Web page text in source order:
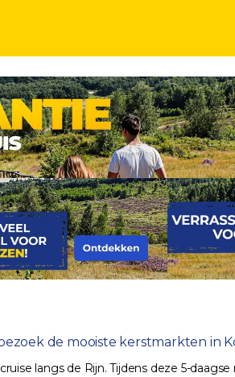
de Duitse Rijn tijdens een
de mooiste kerstmarkten in
langs de Rijn. Tijdens deze 5-